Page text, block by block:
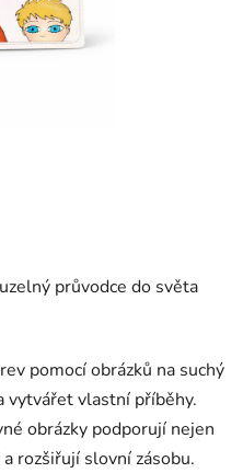
průvodce do světa
pomocí obrázků na suchý
vytvářet vlastní příběhy.
obrázky podporují nejen
rozšiřují slovní zásobu.